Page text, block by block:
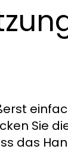
Sie
das